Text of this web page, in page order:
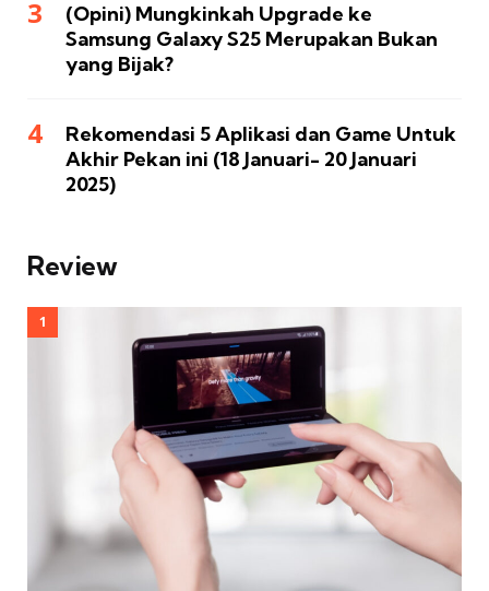
(Opini) Mungkinkah Upgrade ke
Samsung Galaxy S25 Merupakan Bukan
yang Bijak?
Rekomendasi 5 Aplikasi dan Game Untuk
Akhir Pekan ini (18 Januari- 20 Januari
2025)
Review